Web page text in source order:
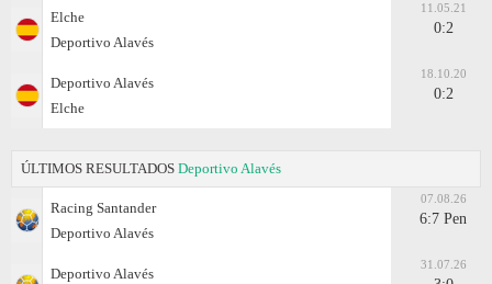
Elche
Deportivo Alavés
11.05.21
0:2
Deportivo Alavés
Elche
18.10.20
0:2
ÚLTIMOS RESULTADOS Deportivo Alavés
Racing Santander
Deportivo Alavés
07.08.26
6:7 Pen
Deportivo Alavés
31.07.26